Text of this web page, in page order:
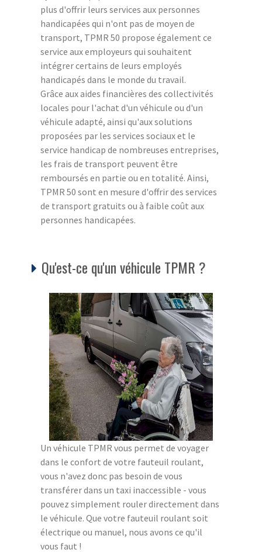
plus d'offrir leurs services aux personnes
handicapées qui n'ont pas de moyen de
transport, TPMR 50 propose également ce
service aux employeurs qui souhaitent
intégrer certains de leurs employés
handicapés dans le monde du travail.
Grâce aux aides financières des collectivités
locales pour l'achat d'un véhicule ou d'un
véhicule adapté, ainsi qu'aux solutions
proposées par les services sociaux et le
service handicap de nombreuses entreprises,
les frais de transport peuvent être
remboursés en partie ou en totalité. Ainsi,
TPMR 50 sont en mesure d'offrir des services
de transport gratuits ou à faible coût aux
personnes handicapées.
Qu'est-ce qu'un véhicule TPMR ?
Un véhicule TPMR vous permet de voyager
dans le confort de votre fauteuil roulant,
vous n'avez donc pas besoin de vous
transférer dans un taxi inaccessible - vous
pouvez simplement rouler directement dans
le véhicule. Que votre fauteuil roulant soit
électrique ou manuel, nous avons ce qu'il
vous faut !